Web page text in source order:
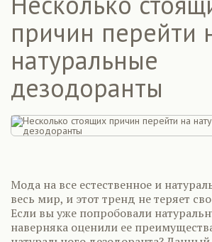
причин перейти
натуральные
дезодоранты
Мода на все естественное и
весь мир, и этот тренд не теряет
Если вы уже попробовали
наверняка оценили ее